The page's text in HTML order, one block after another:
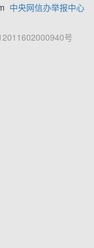
中央网信办举报中心
号